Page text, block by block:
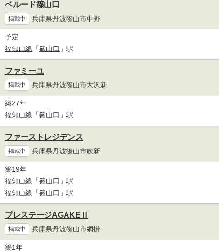
ベルード篠山口
掲載中 兵庫県丹波篠山市中野
予定
福知山線 「篠山口 」駅
ファミーユ
掲載中 兵庫県丹波篠山市大沢新
築27年
福知山線 「篠山口 」駅
ファーストレジデンス
掲載中 兵庫県丹波篠山市吹新
築19年
福知山線 「篠山口 」駅
福知山線 「篠山口 」駅
プレステージAGAKEⅡ
掲載中 兵庫県丹波篠山市網掛
築1年